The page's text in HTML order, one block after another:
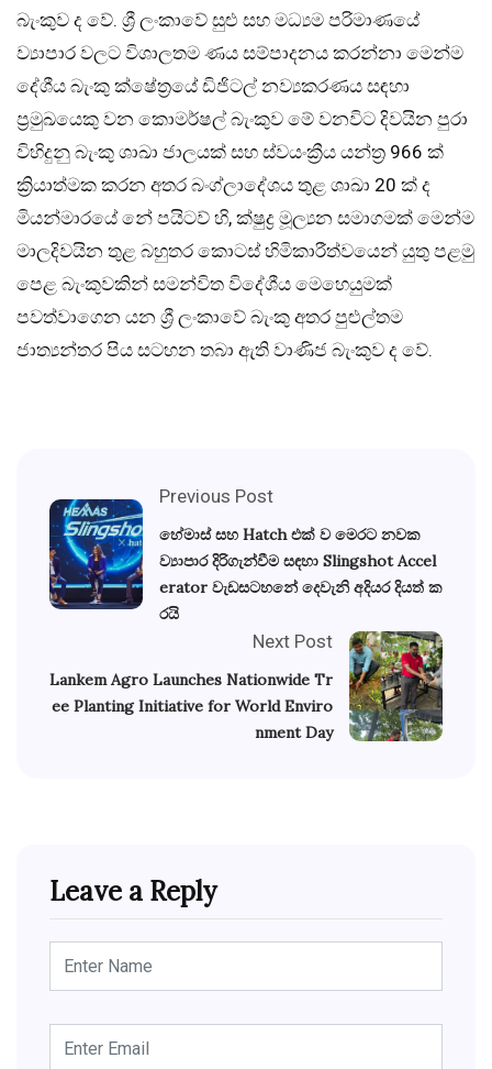
බැංකුව ද වේ. ශ්‍රී ලංකාවේ සුළු සහ මධ්‍යම පරිමාණයේ
ව්‍යාපාර වලට විශාලතම ණය සම්පාදනය කරන්නා මෙන්ම
දේශීය බැංකු ක්ෂේත්‍රයේ ඩිජිටල් නව්‍යකරණය සඳහා
ප්‍රමුඛයෙකු වන කොමර්ෂල් බැංකුව මේ වනවිට දිවයින පුරා
විහිදුනු බැංකු ශාඛා ජාලයක් සහ ස්වයංක්‍රීය යන්ත්‍ර 966 ක්
ක්‍රියාත්මක කරන අතර බංග්ලාදේශය තුළ ශාඛා 20 ක් ද
මියන්මාරයේ නේ පයිටව් හි, ක්ෂුද්‍ර මූල්‍යන සමාගමක් මෙන්ම
මාලදිවයින තුළ බහුතර කොටස් හිමිකාරීත්වයෙන් යුතු පළමු
පෙළ බැංකුවකින් සමන්විත විදේශීය මෙහෙයුමක්
පවත්වාගෙන යන ශ්‍රී ලංකාවේ බැංකු අතර පුළුල්තම
ජාත්‍යන්තර පිය සටහන තබා ඇති වාණිජ බැංකුව ද වේ.
Previous Post
හේමාස් සහ Hatch එක් ව මෙරට නවක
ව්‍යාපාර දිරිගැන්වීම සඳහා Slingshot Accel
erator වැඩසටහනේ දෙවැනි අදියර දියත් ක
රයි
Next Post
Lankem Agro Launches Nationwide Tr
ee Planting Initiative for World Enviro
nment Day
Leave a Reply